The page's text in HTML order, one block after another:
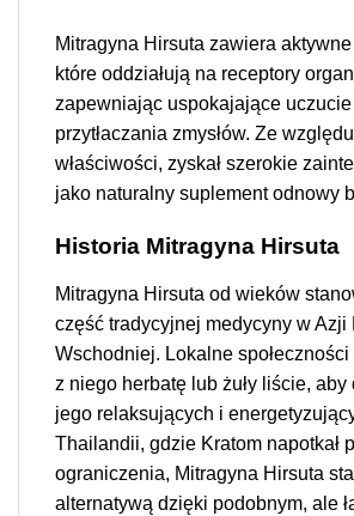
Mitragyna Hirsuta zawiera
które oddziałują na receptory
zapewniając uspokajające uczucie
przytłaczania zmysłów. Ze
właściwości, zyskał szerokie
jako naturalny suplement odnowy
Historia Mitragyna Hirsuta
Mitragyna Hirsuta od wieków
część tradycyjnej medycyny w Azji
Wschodniej. Lokalne społeczności
z niego herbatę lub żuły liście,
jego relaksujących i
Thailandii, gdzie Kratom napotkał
ograniczenia, Mitragyna Hirsuta
alternatywą dzięki podobnym, ale